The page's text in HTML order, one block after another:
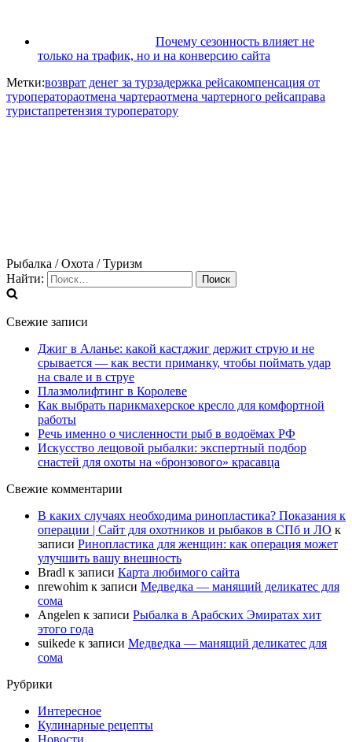
Почему сезонность влияет не
только на трафик, но и на конверсию сайта
Метки:возврат денег за турзадержка рейсакомпенсация от
туроператораотмена чартераотмена чартерного рейсаправа
туристапретензия туроператору
Рыбалка / Охота / Туризм
Найти:
Свежие записи
Джиг в Аланье: какой кастджиг держит струю и не
срывается — как вести приманку, чтобы поймать удар
на свале и в струе
Плазмолифтинг в Королеве
Как выбрать парикмахерское кресло для комфортной
работы
Речь именно о численности рыб в водоёмах РФ
Искусство лещовой рыбалки: экспертный подбор
снастей для охоты на «бронзового» красавца
Свежие комментарии
В каких случаях необходима ринопластика? Показания к
операции | Сайт для охотников и рыбаков в СПб и ЛО к
записи Ринопластика для женщин: как операция может
улучшить вашу внешность
Bradl к записи Карта любимого сайта
nrewohim к записи Медведка — манящий деликатес для
сома
Angelen к записи Рыбалка в Арабских Эмиратах хит
этого года
suikede к записи Медведка — манящий деликатес для
сома
Рубрики
Интересное
Кулинарные рецепты
Новости